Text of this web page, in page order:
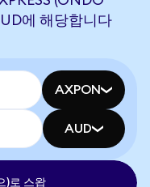
에 해당합니다
AXPON
AUD
)로 스왑